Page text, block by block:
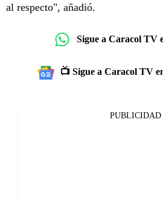
al respecto", añadió.
Sigue a Caracol TV
📺 Sigue a Caracol TV
PUBLICIDAD